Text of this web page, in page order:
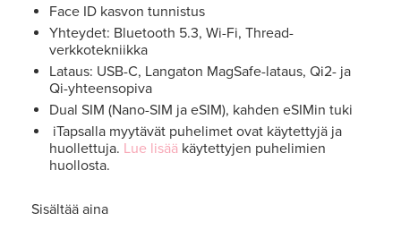
Face ID kasvon tunnistus
Yhteydet: Bluetooth 5.3, Wi-Fi, Thread-
verkkotekniikka
Lataus: USB-C, Langaton MagSafe-lataus, Qi2- ja
Qi-yhteensopiva
Dual SIM (Nano-SIM ja eSIM), kahden eSIMin tuki
iTapsalla myytävät puhelimet ovat käytettyjä ja
huollettuja. Lue lisää käytettyjen puhelimien
huollosta.
Sisältää aina